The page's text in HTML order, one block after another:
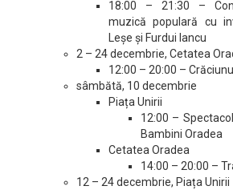
18:00 – 21:30 –
muzică populară cu
Leșe și Furdui Iancu
2 – 24 decembrie, Cetatea
12:00 – 20:00 –
sâmbătă, 10 decembrie
Piața Unirii
12:00 –
Bambini Oradea
Cetatea Oradea
14:00 – 20:00 –
12 – 24 decembrie, Piața Unirii